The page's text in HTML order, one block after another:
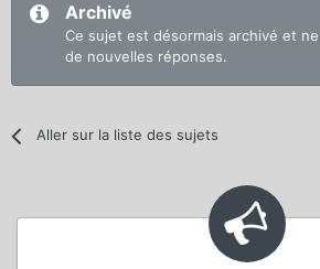
Archivé
Ce sujet est désormais archivé et
de nouvelles réponses.
Aller sur la liste des sujets